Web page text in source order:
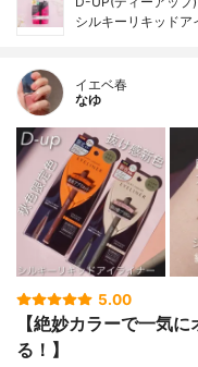
シルキーリキッドア
イエベ春
なゆ
5.00
【絶妙カラーで一気
る！】